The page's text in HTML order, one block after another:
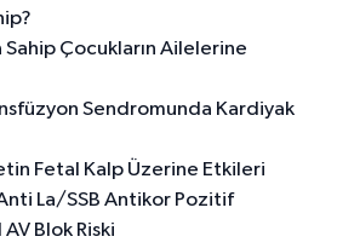
Sahip Çocukların Ailelerine
Sendromunda Kardiyak
Fetal Kalp Üzerine Etkileri
La/SSB Antikor Pozitif
Blok Riski